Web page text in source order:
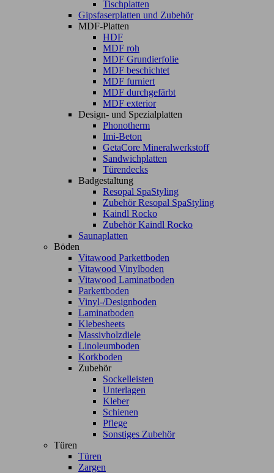
Tischplatten
Gipsfaserplatten und Zubehör
MDF-Platten
HDF
MDF roh
MDF Grundierfolie
MDF beschichtet
MDF furniert
MDF durchgefärbt
MDF exterior
Design- und Spezialplatten
Phonotherm
Imi-Beton
GetaCore Mineralwerkstoff
Sandwichplatten
Türendecks
Badgestaltung
Resopal SpaStyling
Zubehör Resopal SpaStyling
Kaindl Rocko
Zubehör Kaindl Rocko
Saunaplatten
Böden
Vitawood Parkettboden
Vitawood Vinylboden
Vitawood Laminatboden
Parkettboden
Vinyl-/Designboden
Laminatboden
Klebesheets
Massivholzdiele
Linoleumboden
Korkboden
Zubehör
Sockelleisten
Unterlagen
Kleber
Schienen
Pflege
Sonstiges Zubehör
Türen
Türen
Zargen